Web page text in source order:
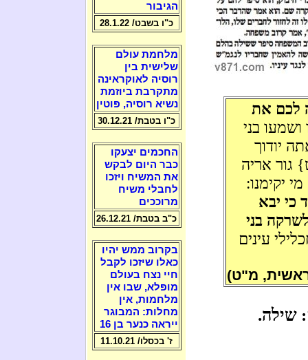
לכם את
בני
יודוך
גור אריה
יקימנו:
כי יבא
בני
עינים
מ"ט)
שילה.
הגיבור
כ"ו בשבט/ 28.1.22
מלחמת עולם
שלישית בין
רוסיה לאוקראינה
מתקרבת ביוזמת
נשיא רוסיה, פוטין
כ"ו בטבת/ 30.12.21
החכמים יצעקו
כבר היום לבקש
את המשיח ויזכו
לחבלי משיח
מרוככים
כ"ב בטבת/ 26.12.21
בקרוב ממש יהיו
כאלו שיזכו לקבל
חיי נצח בעולם
מופלא, שבו אין
מלחמות, אין
מחלות: המבוגר
ייראה כנער בן 16
ז' בכסלו/ 11.10.21